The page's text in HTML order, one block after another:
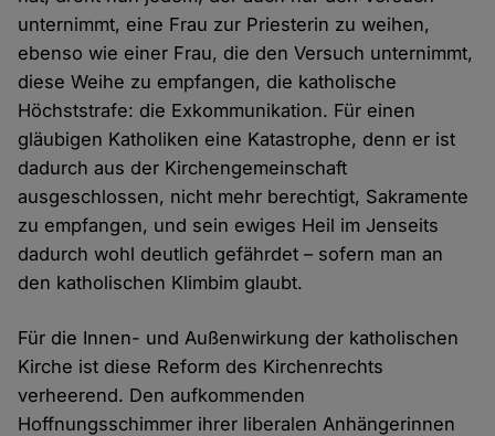
unternimmt, eine Frau zur Priesterin zu weihen,
ebenso wie einer Frau, die den Versuch unternimmt,
diese Weihe zu empfangen, die katholische
Höchststrafe: die Exkommunikation. Für einen
gläubigen Katholiken eine Katastrophe, denn er ist
dadurch aus der Kirchengemeinschaft
ausgeschlossen, nicht mehr berechtigt, Sakramente
zu empfangen, und sein ewiges Heil im Jenseits
dadurch wohl deutlich gefährdet – sofern man an
den katholischen Klimbim glaubt.
Für die Innen- und Außenwirkung der katholischen
Kirche ist diese Reform des Kirchenrechts
verheerend. Den aufkommenden
Hoffnungsschimmer ihrer liberalen Anhängerinnen